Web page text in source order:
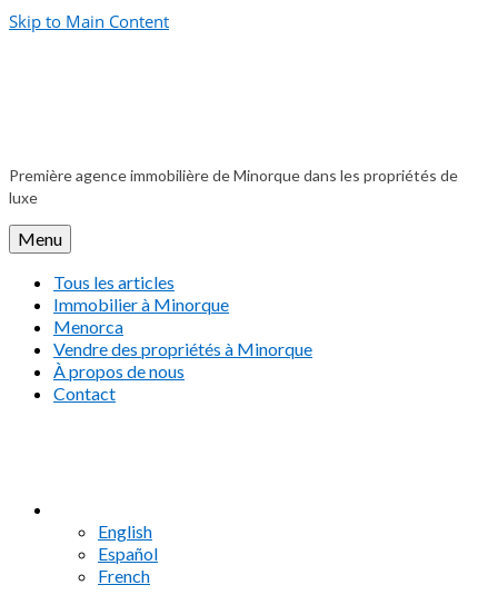
Skip to Main Content
Première agence immobilière de Minorque dans les propriétés de
luxe
Menu
Tous les articles
Immobilier à Minorque
Menorca
Vendre des propriétés à Minorque
À propos de nous
Contact
English
Español
French